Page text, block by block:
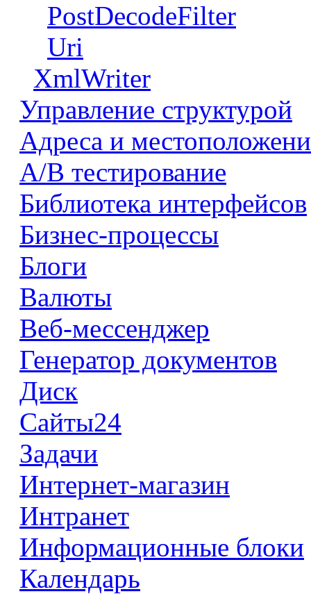
PostDecodeFilter
Uri
XmlWriter
Управление структурой
Адреса и
А/В тестирование
Библиотека интерфейсов
Бизнес-процессы
Блоги
Валюты
Веб-мессенджер
Генератор документов
Диск
Сайты24
Задачи
Интернет-магазин
Интранет
Информационные блоки
Календарь